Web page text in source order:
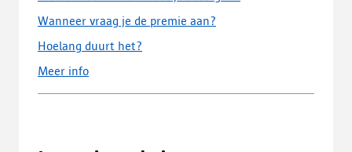
Wanneer vraag je de premie aan?
Hoelang duurt het?
Meer info